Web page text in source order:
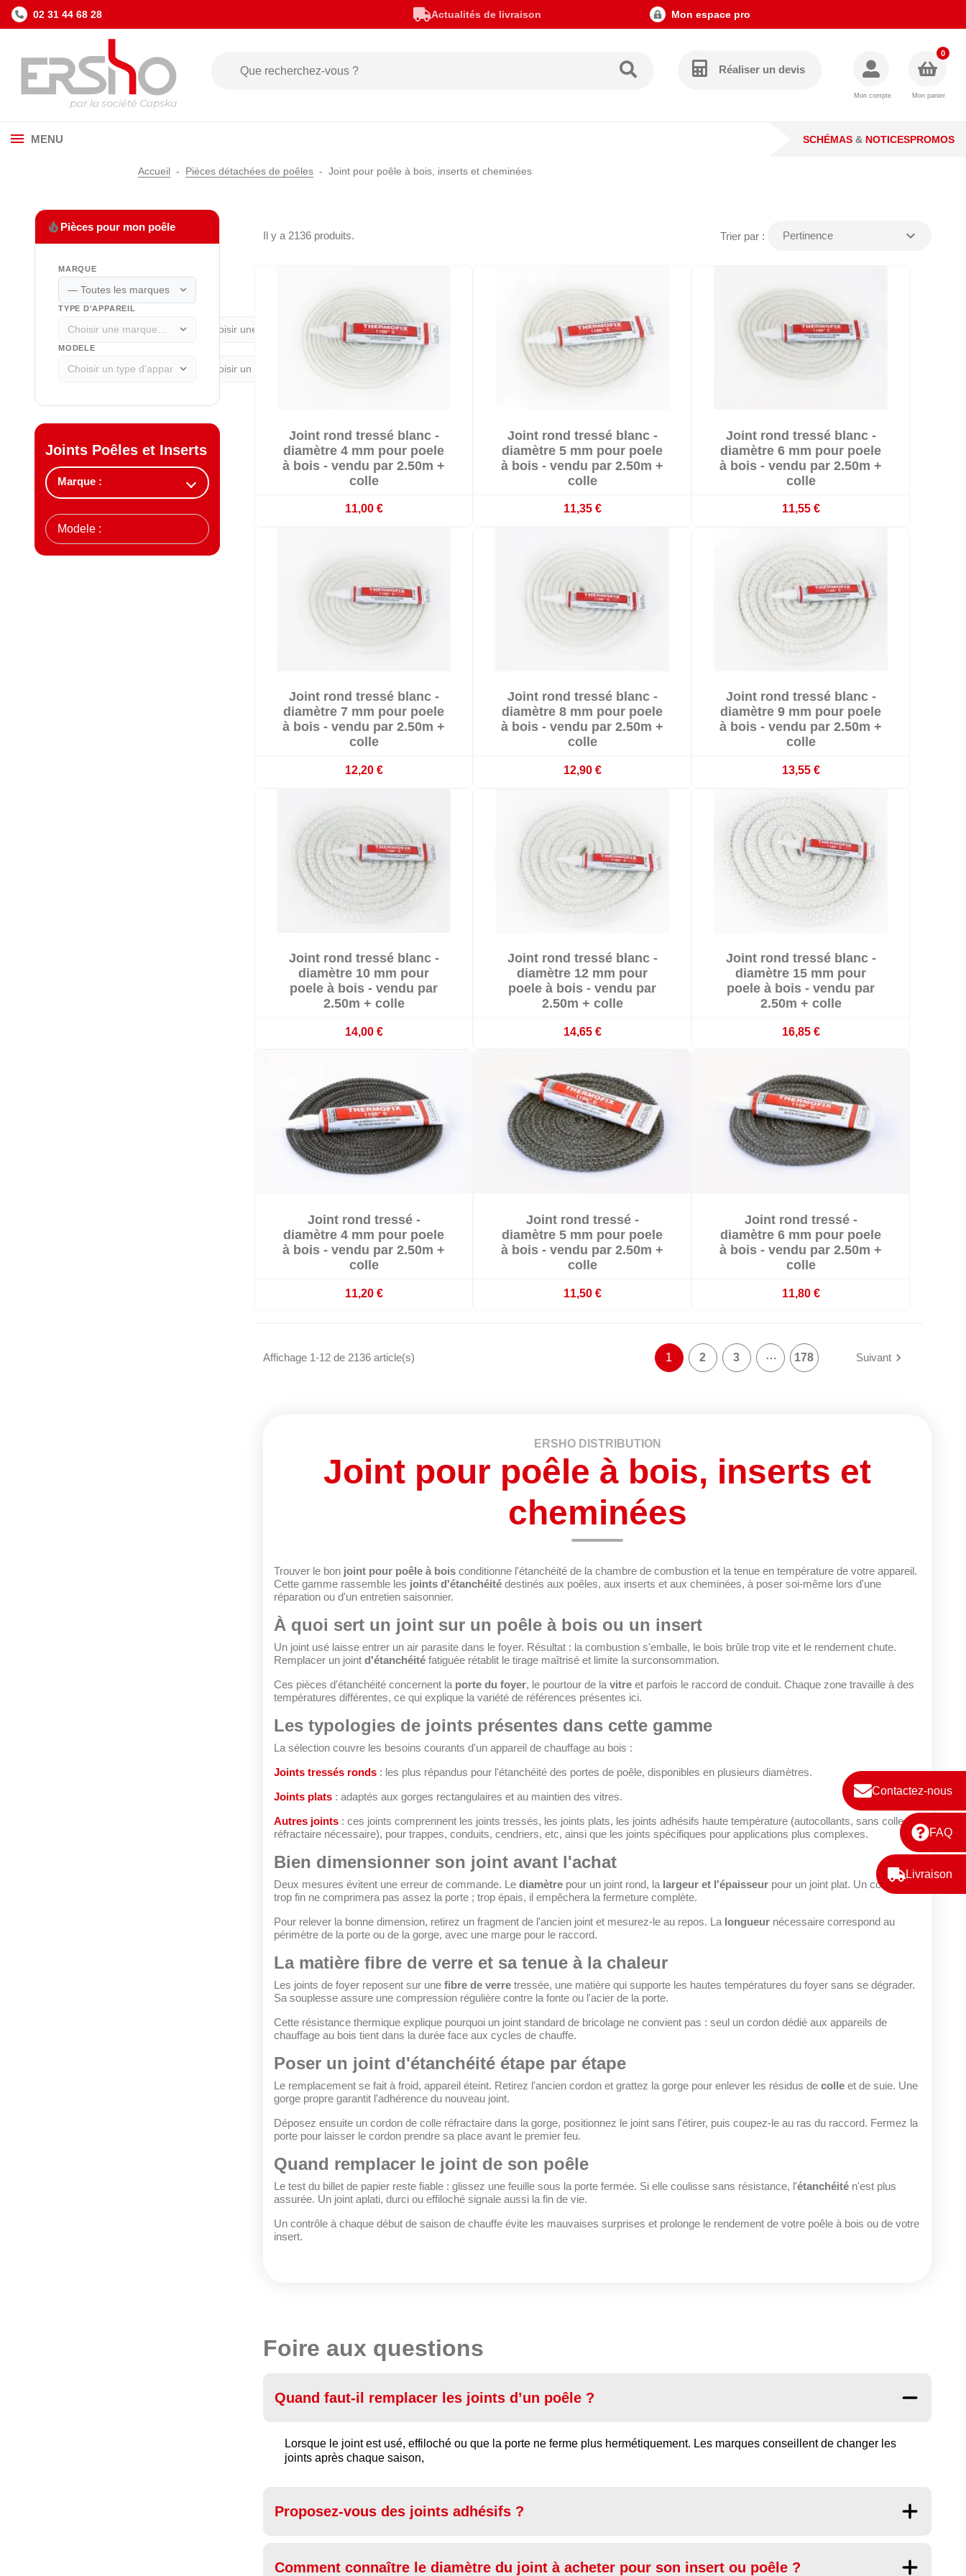
02 31 44 68 28 Actualités de livraison Mon espace pro
Réaliser un devis
Mon compte Mon panier
0
Contactez-nous
FAQ
Livraison
MENU SCHÉMAS & NOTICESPROMOS
Accueil Pièces détachées de poêles Joint pour poêle à bois, inserts et cheminées
local_fire_department Pièces pour mon poêle
MARQUE
expand_more
TYPE D'APPAREIL
expand_more
MODELE
expand_more
Joints Poêles et Inserts
Il y a 2136 produits. Trier par : Pertinence expand_more
 En stock
Joint rond tressé blanc -
diamètre 4 mm pour poele
à bois - vendu par 2.50m +
colle
11,00 €
 En stock
Joint rond tressé blanc -
diamètre 5 mm pour poele
à bois - vendu par 2.50m +
colle
11,35 €
 En stock
Joint rond tressé blanc -
diamètre 6 mm pour poele
à bois - vendu par 2.50m +
colle
11,55 €
 En stock
Joint rond tressé blanc -
diamètre 7 mm pour poele
à bois - vendu par 2.50m +
colle
12,20 €
 En stock
Joint rond tressé blanc -
diamètre 8 mm pour poele
à bois - vendu par 2.50m +
colle
12,90 €
 En stock
Joint rond tressé blanc -
diamètre 9 mm pour poele
à bois - vendu par 2.50m +
colle
13,55 €
 En stock
Joint rond tressé blanc -
diamètre 10 mm pour
poele à bois - vendu par
2.50m + colle
14,00 €
 En stock
Joint rond tressé blanc -
diamètre 12 mm pour
poele à bois - vendu par
2.50m + colle
14,65 €
 En stock
Joint rond tressé blanc -
diamètre 15 mm pour
poele à bois - vendu par
2.50m + colle
16,85 €
En stock
Joint rond tressé -
diamètre 4 mm pour poele
à bois - vendu par 2.50m +
colle
11,20 €
En stock
Joint rond tressé -
diamètre 5 mm pour poele
à bois - vendu par 2.50m +
colle
11,50 €
En stock
Joint rond tressé -
diamètre 6 mm pour poele
à bois - vendu par 2.50m +
colle
11,80 €
Affichage 1-12 de 2136 article(s) 1 2 3 … 178 Suivant
ERSHO DISTRIBUTION
Joint pour poêle à bois, inserts et
cheminées
Trouver le bon joint pour poêle à bois conditionne l'étanchéité de la chambre de combustion et la tenue en température de votre appareil.
Cette gamme rassemble les joints d'étanchéité destinés aux poêles, aux inserts et aux cheminées, à poser soi-même lors d'une
réparation ou d'un entretien saisonnier.
À quoi sert un joint sur un poêle à bois ou un insert
Un joint usé laisse entrer un air parasite dans le foyer. Résultat : la combustion s'emballe, le bois brûle trop vite et le rendement chute.
Remplacer un joint d'étanchéité fatiguée rétablit le tirage maîtrisé et limite la surconsommation.
Ces pièces d'étanchéité concernent la porte du foyer, le pourtour de la vitre et parfois le raccord de conduit. Chaque zone travaille à des
températures différentes, ce qui explique la variété de références présentes ici.
Les typologies de joints présentes dans cette gamme
La sélection couvre les besoins courants d'un appareil de chauffage au bois :
Joints tressés ronds : les plus répandus pour l'étanchéité des portes de poêle, disponibles en plusieurs diamètres.
Joints plats : adaptés aux gorges rectangulaires et au maintien des vitres.
Autres joints : ces joints comprennent les joints tressés, les joints plats, les joints adhésifs haute température (autocollants, sans colle
réfractaire nécessaire), pour trappes, conduits, cendriers, etc, ainsi que les joints spécifiques pour applications plus complexes.
Bien dimensionner son joint avant l'achat
Deux mesures évitent une erreur de commande. Le diamètre pour un joint rond, la largeur et l'épaisseur pour un joint plat. Un cordon
trop fin ne comprimera pas assez la porte ; trop épais, il empêchera la fermeture complète.
Pour relever la bonne dimension, retirez un fragment de l'ancien joint et mesurez-le au repos. La longueur nécessaire correspond au
périmètre de la porte ou de la gorge, avec une marge pour le raccord.
La matière fibre de verre et sa tenue à la chaleur
Les joints de foyer reposent sur une fibre de verre tressée, une matière qui supporte les hautes températures du foyer sans se dégrader.
Sa souplesse assure une compression régulière contre la fonte ou l'acier de la porte.
Cette résistance thermique explique pourquoi un joint standard de bricolage ne convient pas : seul un cordon dédié aux appareils de
chauffage au bois tient dans la durée face aux cycles de chauffe.
Poser un joint d'étanchéité étape par étape
Le remplacement se fait à froid, appareil éteint. Retirez l'ancien cordon et grattez la gorge pour enlever les résidus de colle et de suie. Une
gorge propre garantit l'adhérence du nouveau joint.
Déposez ensuite un cordon de colle réfractaire dans la gorge, positionnez le joint sans l'étirer, puis coupez-le au ras du raccord. Fermez la
porte pour laisser le cordon prendre sa place avant le premier feu.
Quand remplacer le joint de son poêle
Le test du billet de papier reste fiable : glissez une feuille sous la porte fermée. Si elle coulisse sans résistance, l'étanchéité n'est plus
assurée. Un joint aplati, durci ou effiloché signale aussi la fin de vie.
Un contrôle à chaque début de saison de chauffe évite les mauvaises surprises et prolonge le rendement de votre poêle à bois ou de votre
insert.
Foire aux questions
Quand faut-il remplacer les joints d’un poêle ?
Lorsque le joint est usé, effiloché ou que la porte ne ferme plus hermétiquement. Les marques conseillent de changer les
joints après chaque saison,
Proposez-vous des joints adhésifs ?
Comment connaître le diamètre du joint à acheter pour son insert ou poêle ?